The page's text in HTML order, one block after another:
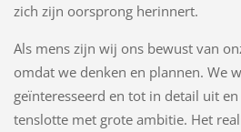
zich zijn oorsprong herinnert.
Als mens zijn wij ons bewust van
omdat we denken en plannen. We
geïnteresseerd en tot in detail uit
tenslotte met grote ambitie. Het